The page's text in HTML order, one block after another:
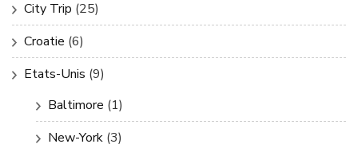
City Trip (25)
Croatie (6)
Etats-Unis (9)
Baltimore (1)
New-York (3)